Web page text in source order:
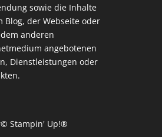
sowie die Inhalte
Blog, der Webseite oder
anderen
angebotenen
Dienstleistungen oder
Stampin' Up!®